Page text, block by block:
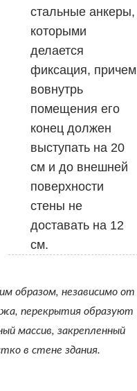
стальные анкеры,
которыми
делается
фиксация, причем
вовнутрь
помещения его
конец должен
выступать на 20
см и до внешней
поверхности
стены не
доставать на 12
см.
образом, независимо от
перекрытия образуют
массив, закрепленный
в стене здания.